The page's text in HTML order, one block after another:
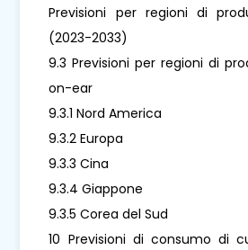
Previsioni per regioni di
(2023-2033)
9.3 Previsioni per regioni di
on-ear
9.3.1 Nord America
9.3.2 Europa
9.3.3 Cina
9.3.4 Giappone
9.3.5 Corea del Sud
10 Previsioni di consumo di